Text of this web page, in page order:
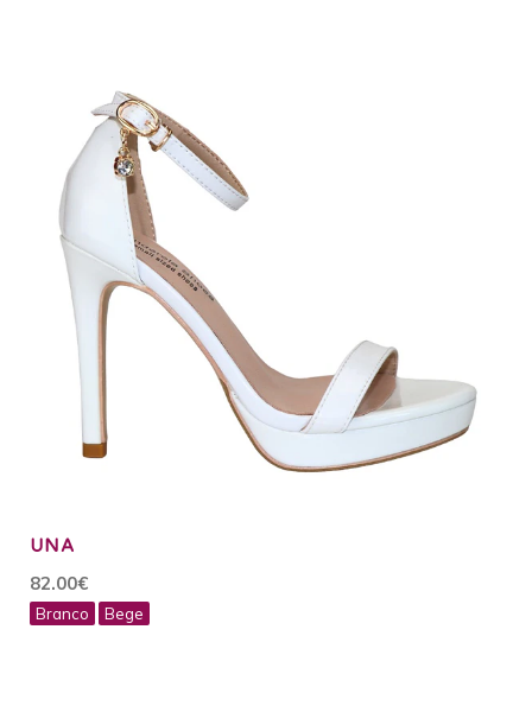
UNA
82.00€
Branco Bege